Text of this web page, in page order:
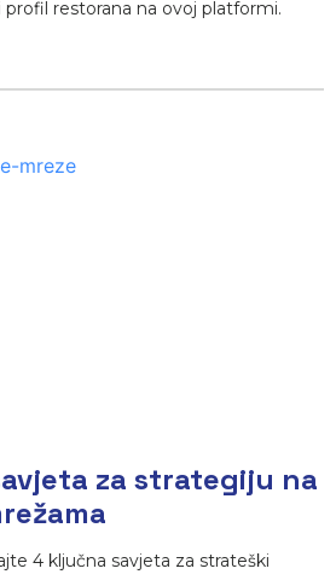
restorana na ovoj platformi.
za strategiju na
4 ključna savjeta za strateški